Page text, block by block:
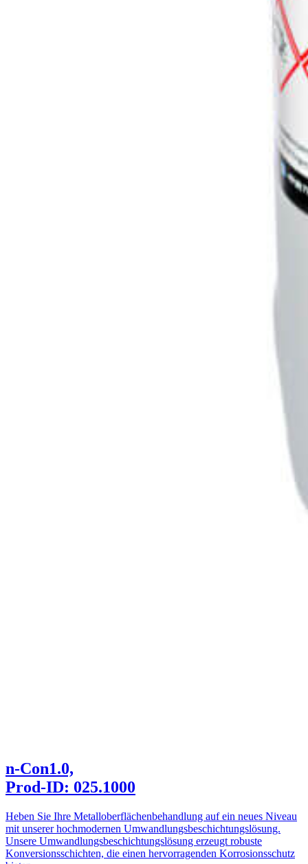
n-Con1.0,
Prod-ID: 025.1000
Heben Sie Ihre Metalloberflächenbehandlung auf ein neues Niveau
mit unserer hochmodernen Umwandlungsbeschichtungslösung.
Unsere Umwandlungsbeschichtungslösung erzeugt robuste
Konversionsschichten, die einen hervorragenden Korrosionsschutz